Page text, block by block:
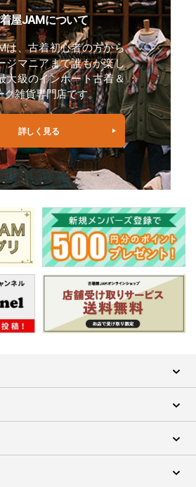
屋JAMについて
は、古着初心者の方から
ジマニアまで誰もが楽し
大級のインポート古着＆
ク雑貨専門店です。
詳しく見る